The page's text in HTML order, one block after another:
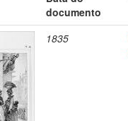
documento
1835